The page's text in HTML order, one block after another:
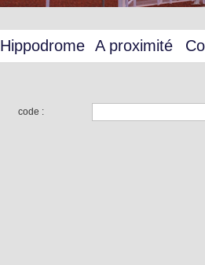
Hippodrome A proximité
code :